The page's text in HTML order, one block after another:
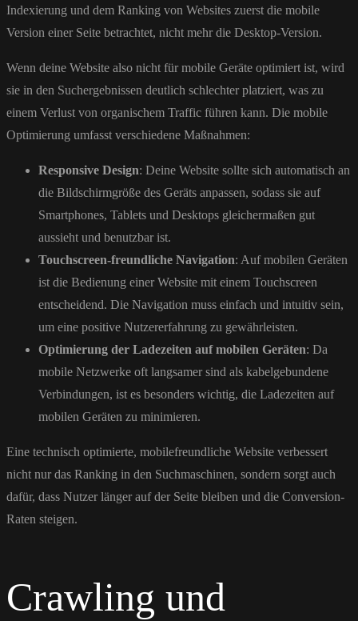
Indexierung und dem Ranking von Websites zuerst die mobile
Version einer Seite betrachtet, nicht mehr die Desktop-Version.
Wenn deine Website also nicht für mobile Geräte optimiert ist, wird
sie in den Suchergebnissen deutlich schlechter platziert, was zu
einem Verlust von organischem Traffic führen kann. Die mobile
Optimierung umfasst verschiedene Maßnahmen:
Responsive Design: Deine Website sollte sich automatisch an
die Bildschirmgröße des Geräts anpassen, sodass sie auf
Smartphones, Tablets und Desktops gleichermaßen gut
aussieht und benutzbar ist.
Touchscreen-freundliche Navigation: Auf mobilen Geräten
ist die Bedienung einer Website mit einem Touchscreen
entscheidend. Die Navigation muss einfach und intuitiv sein,
um eine positive Nutzererfahrung zu gewährleisten.
Optimierung der Ladezeiten auf mobilen Geräten: Da
mobile Netzwerke oft langsamer sind als kabelgebundene
Verbindungen, ist es besonders wichtig, die Ladezeiten auf
mobilen Geräten zu minimieren.
Eine technisch optimierte, mobilefreundliche Website verbessert
nicht nur das Ranking in den Suchmaschinen, sondern sorgt auch
dafür, dass Nutzer länger auf der Seite bleiben und die Conversion-
Raten steigen.
Crawling und